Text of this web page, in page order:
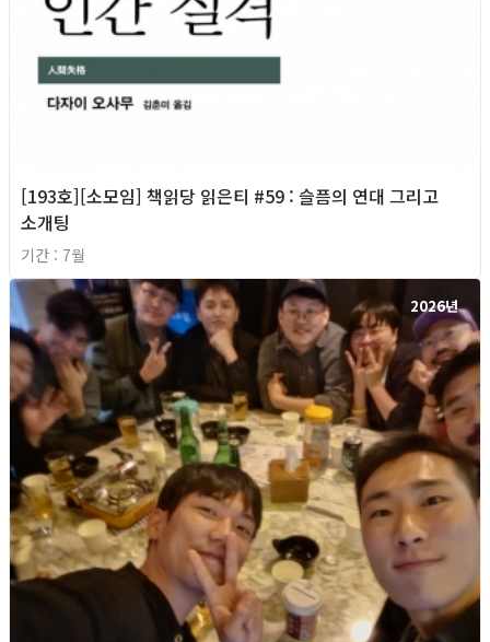
[193호][소모임] 책읽당 읽은티 #59 : 슬픔의 연대 그리고
소개팅
기간 : 7월
2026년